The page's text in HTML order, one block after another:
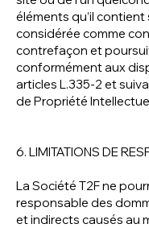
éléments qu’il contient
considérée comme
contrefaçon et
conformément aux
articles L.335-2 et
de Propriété
6. LIMITATIONS DE
La Société T2F ne
responsable des
et indirects causés au